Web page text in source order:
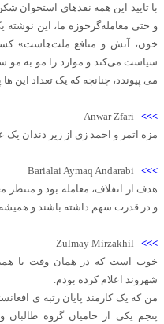
با تایید این همه نقد‌های استخوان‌
و حتی معامله‌گرحوزه ما، این
خون، آتش و منافع ملت‌هاست»
سیاست می‌کند و موارد را مو به مو
می پیوندد، چنانچه که یک تعداد این
>>>
Anwar Zfari
مزه اتمر و احمد زی از زیر دندان یک
>>>
Barialai Aymaq Andarabi
هدف از اتفلاف، معامله بود و
و در قدرت سهم داشته باشند و
>>>
Zulmay Mirzakhil
خوب است که در همان وقت با
شهروند اعلام کرده بودم.
من که یک کارمند پایان رتبه ی
پنجم یکی از حامیان گروه